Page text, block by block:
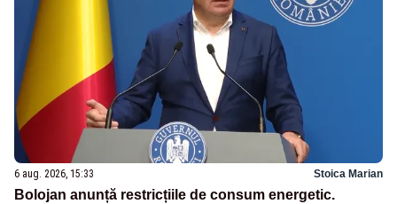
6 aug. 2026, 15:33 Stoica Marian
Bolojan anunță restricțiile de consum energetic.